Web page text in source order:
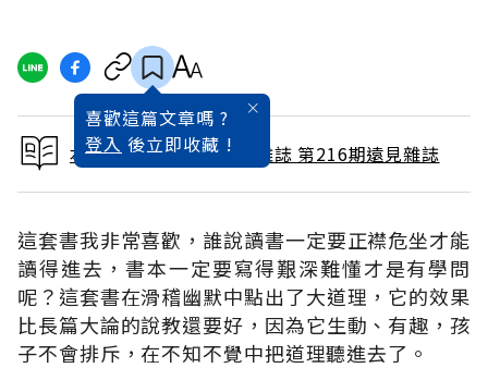
喜歡這篇文章嗎 ?
登入 後立即收藏 !
本文出自 2004 / 6月號雜誌 第216期遠見雜誌
這套書我非常喜歡，誰說讀書一定要正襟危坐才能
讀得進去，書本一定要寫得艱深難懂才是有學問
呢？這套書在滑稽幽默中點出了大道理，它的效果
比長篇大論的說教還要好，因為它生動、有趣，孩
子不會排斥，在不知不覺中把道理聽進去了。